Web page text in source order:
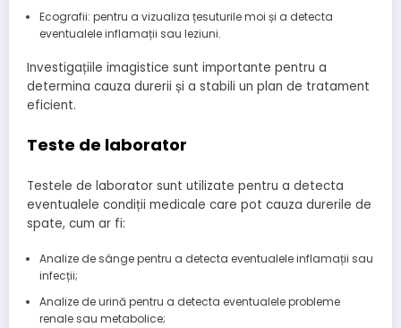
Ecografii: pentru a vizualiza țesuturile moi și a detecta
eventualele inflamații sau leziuni.
Investigațiile imagistice sunt importante pentru a
determina cauza durerii și a stabili un plan de tratament
eficient.
Teste de laborator
Testele de laborator sunt utilizate pentru a detecta
eventualele condiții medicale care pot cauza durerile de
spate, cum ar fi:
Analize de sânge pentru a detecta eventualele inflamații sau
infecții;
Analize de urină pentru a detecta eventualele probleme
renale sau metabolice;